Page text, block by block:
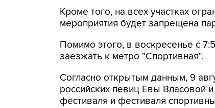
Кроме того, на всех участках
мероприятия будет запрещена
Помимо этого, в воскресенье с
заезжать к метро "Спортивная".
Согласно открытым данным, 9
российских певиц Евы Власовой
фестиваля и фестиваля